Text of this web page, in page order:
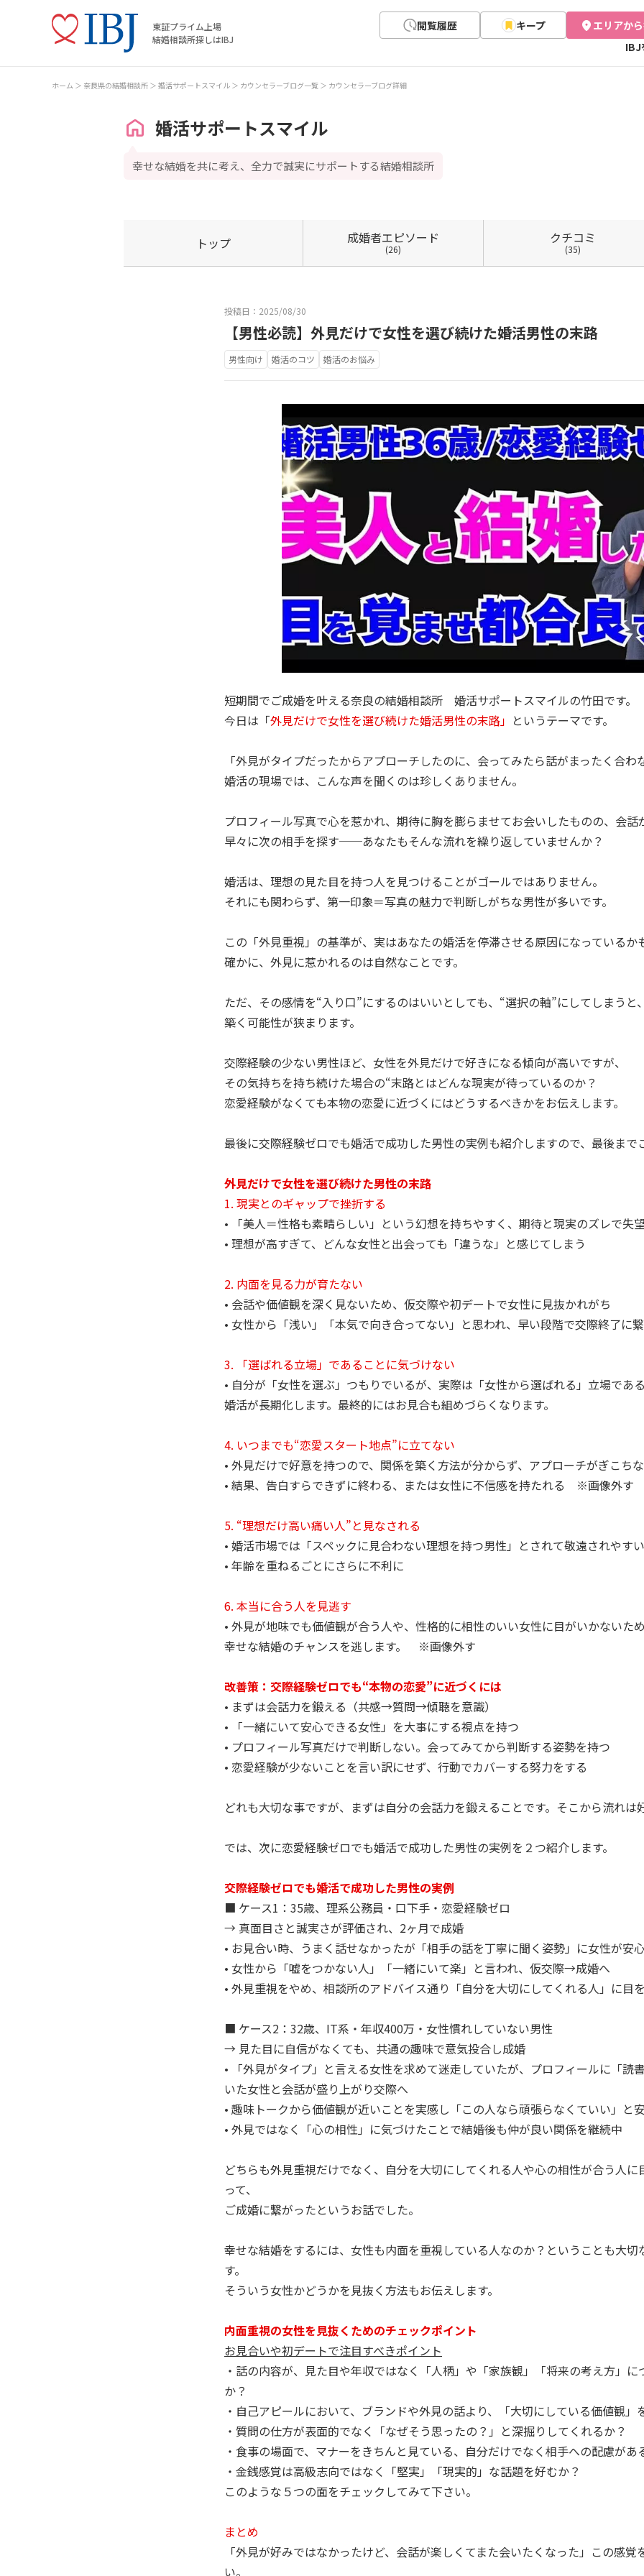
東証プライム上場
結婚相談所探しはIBJ
閲覧履歴 キープ エリアか
IBJ
ホーム 奈良県の結婚相談所 婚活サポートスマイル カウンセラーブログ一覧 カウンセラーブログ詳細
婚活サポートスマイル
幸せな結婚を共に考え、全力で誠実にサポートする結婚相談所
トップ 成婚者エピソード
(26)
クチコミ
(35)
投稿日：2025/08/30
【男性必読】外見だけで女性を選び続けた婚活男性の末路
男性向け 婚活のコツ 婚活のお悩み
短期間でご成婚を叶える奈良の結婚相談所 婚活サポートスマイルの竹田です。
今日は「外見だけで女性を選び続けた婚活男性の末路」 というテーマです。
「外見がタイプだったからアプローチしたのに、会ってみたら話がまったく合わ
婚活の現場では、こんな声を聞くのは珍しくありません。
プロフィール写真で心を惹かれ、期待に胸を膨らませてお会いしたものの、会話
早々に次の相手を探す──あなたもそんな流れを繰り返していませんか？
婚活は、理想の見た目を持つ人を見つけることがゴールではありません。
それにも関わらず、第一印象＝写真の魅力で判断しがちな男性が多いです。
この「外見重視」の基準が、実はあなたの婚活を停滞させる原因になっているか
確かに、外見に惹かれるのは自然なことです。
ただ、その感情を“入り口”にするのはいいとしても、“選択の軸”にしてしまうと
築く可能性が狭まります。
交際経験の少ない男性ほど、女性を外見だけで好きになる傾向が高いですが、
その気持ちを持ち続けた場合の“末路とはどんな現実が待っているのか？
恋愛経験がなくても本物の恋愛に近づくにはどうするべきかをお伝えします。
最後に交際経験ゼロでも婚活で成功した男性の実例も紹介しますので、最後まで
外見だけで女性を選び続けた男性の末路
1. 現実とのギャップで挫折する
• 「美人＝性格も素晴らしい」という幻想を持ちやすく、期待と現実のズレで失
• 理想が高すぎて、どんな女性と出会っても「違うな」と感じてしまう
2. 内面を見る力が育たない
• 会話や価値観を深く見ないため、仮交際や初デートで女性に見抜かれがち
• 女性から「浅い」「本気で向き合ってない」と思われ、早い段階で交際終了に
3. 「選ばれる立場」であることに気づけない
• 自分が「女性を選ぶ」つもりでいるが、実際は「女性から選ばれる」立場であ
婚活が長期化します。最終的にはお見合も組めづらくなります。
4. いつまでも“恋愛スタート地点”に立てない
• 外見だけで好意を持つので、関係を築く方法が分からず、アプローチがぎこち
• 結果、告白すらできずに終わる、または女性に不信感を持たれる ※画像外す
5. “理想だけ高い痛い人”と見なされる
• 婚活市場では「スペックに見合わない理想を持つ男性」とされて敬遠されやすい
• 年齢を重ねるごとにさらに不利に
6. 本当に合う人を見逃す
• 外見が地味でも価値観が合う人や、性格的に相性のいい女性に目がいかないため
幸せな結婚のチャンスを逃します。 ※画像外す
改善策：交際経験ゼロでも“本物の恋愛”に近づくには
• まずは会話力を鍛える（共感→質問→傾聴を意識）
• 「一緒にいて安心できる女性」を大事にする視点を持つ
• プロフィール写真だけで判断しない。会ってみてから判断する姿勢を持つ
• 恋愛経験が少ないことを言い訳にせず、行動でカバーする努力をする
どれも大切な事ですが、まずは自分の会話力を鍛えることです。そこから流れは
では、次に恋愛経験ゼロでも婚活で成功した男性の実例を２つ紹介します。
交際経験ゼロでも婚活で成功した男性の実例
■ ケース1：35歳、理系公務員・口下手・恋愛経験ゼロ
→ 真面目さと誠実さが評価され、2ヶ月で成婚
• お見合い時、うまく話せなかったが「相手の話を丁寧に聞く姿勢」に女性が安
• 女性から「嘘をつかない人」「一緒にいて楽」と言われ、仮交際→成婚へ
• 外見重視をやめ、相談所のアドバイス通り「自分を大切にしてくれる人」に目
■ ケース2：32歳、IT系・年収400万・女性慣れしていない男性
→ 見た目に自信がなくても、共通の趣味で意気投合し成婚
• 「外見がタイプ」と言える女性を求めて迷走していたが、プロフィールに「読
いた女性と会話が盛り上がり交際へ
• 趣味トークから価値観が近いことを実感し「この人なら頑張らなくていい」と
• 外見ではなく「心の相性」に気づけたことで結婚後も仲が良い関係を継続中
どちらも外見重視だけでなく、自分を大切にしてくれる人や心の相性が合う人に
って、
ご成婚に繋がったというお話でした。
幸せな結婚をするには、女性も内面を重視している人なのか？ということも大切
す。
そういう女性かどうかを見抜く方法もお伝えします。
内面重視の女性を見抜くためのチェックポイント
お見合いや初デートで注目すべきポイント
・話の内容が、見た目や年収ではなく「人柄」や「家族観」「将来の考え方」に
か？
・自己アピールにおいて、ブランドや外見の話より、「大切にしている価値観」
・質問の仕方が表面的でなく「なぜそう思ったの？」と深掘りしてくれるか？
・食事の場面で、マナーをきちんと見ている、自分だけでなく相手への配慮があ
・金銭感覚は高級志向ではなく「堅実」「現実的」な話題を好むか？
このような５つの面をチェックしてみて下さい。
まとめ
「外見が好みではなかったけど、会話が楽しくてまた会いたくなった」この感覚
い。